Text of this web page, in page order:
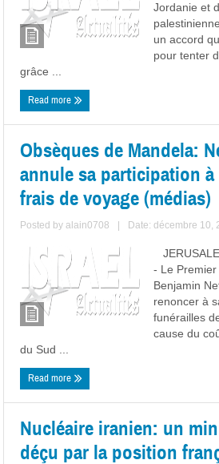
Jordanie et
un accord
pour tenter
grâce ...
Read more
Obsèques de Mandela:
annule sa participation
frais de voyage (médias)
Posted byalain0708 Date: décembre 10,
- Le
Benjamin
renoncer à
funérailles
cause du
du Sud ...
Read more
Nucléaire iranien: un
déçu par la position